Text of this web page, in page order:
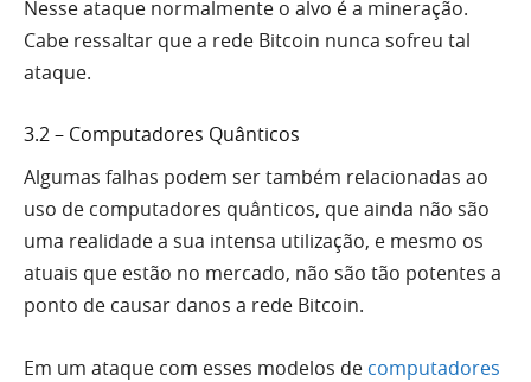
Nesse ataque normalmente o alvo é a mineração.
Cabe ressaltar que a rede Bitcoin nunca sofreu tal
ataque.
3.2 – Computadores Quânticos
Algumas falhas podem ser também relacionadas ao
uso de computadores quânticos, que ainda não são
uma realidade a sua intensa utilização, e mesmo os
atuais que estão no mercado, não são tão potentes a
ponto de causar danos a rede Bitcoin.
Em um ataque com esses modelos de computadores